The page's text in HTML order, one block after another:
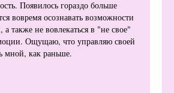
Появилось гораздо больше
вовремя осознавать возможности
а также не вовлекаться в "не свое"
Ощущаю, что управляю своей
мной, как раньше.